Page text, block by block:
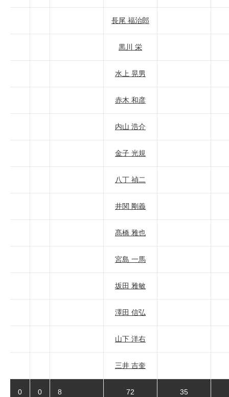
長尾 福治郎
黒川 栄
水上 晃男
赤木 和彦
内山 浩介
金子 光規
八丁 禎二
井関 剛義
髙橋 雅也
宮島 一馬
坂田 雅敏
澤田 信弘
山下 洋右
三井 吉奎
0 0 8 72 35